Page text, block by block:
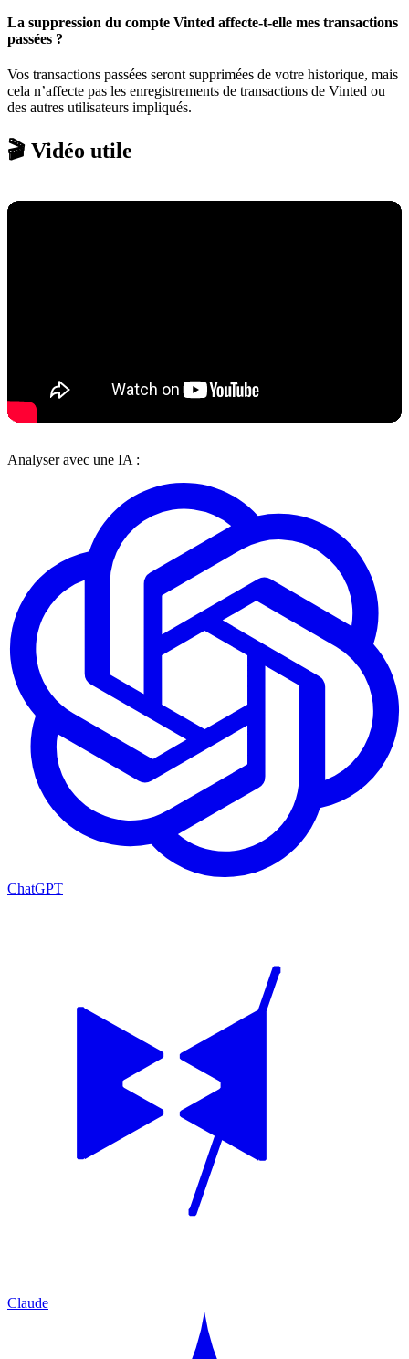
La suppression du compte Vinted affecte-t-elle mes transactions
passées ?
Vos transactions passées seront supprimées de votre historique, mais
cela n’affecte pas les enregistrements de transactions de Vinted ou
des autres utilisateurs impliqués.
🎬 Vidéo utile
Analyser avec une IA :
ChatGPT
Claude